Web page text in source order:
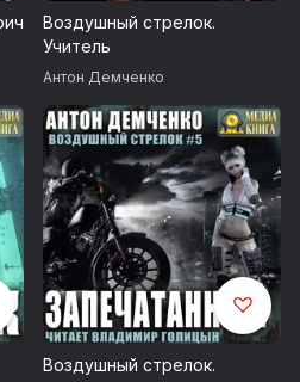
Воздушный стрелок.
Учитель
Антон Демченко
Воздушный стрелок.